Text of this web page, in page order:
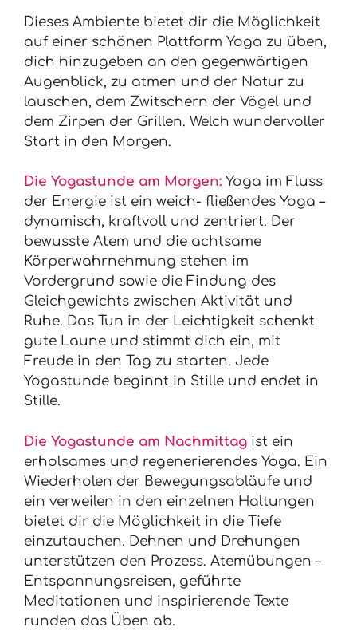
Dieses Ambiente bietet dir die Möglichkeit
auf einer schönen Plattform Yoga zu üben,
dich hinzugeben an den gegenwärtigen
Augenblick, zu atmen und der Natur zu
lauschen, dem Zwitschern der Vögel und
dem Zirpen der Grillen. Welch wundervoller
Start in den Morgen.
Die Yogastunde am Morgen: Yoga im Fluss
der Energie ist ein weich- fließendes Yoga –
dynamisch, kraftvoll und zentriert. Der
bewusste Atem und die achtsame
Körperwahrnehmung stehen im
Vordergrund sowie die Findung des
Gleichgewichts zwischen Aktivität und
Ruhe. Das Tun in der Leichtigkeit schenkt
gute Laune und stimmt dich ein, mit
Freude in den Tag zu starten. Jede
Yogastunde beginnt in Stille und endet in
Stille.
Die Yogastunde am Nachmittag ist ein
erholsames und regenerierendes Yoga. Ein
Wiederholen der Bewegungsabläufe und
ein verweilen in den einzelnen Haltungen
bietet dir die Möglichkeit in die Tiefe
einzutauchen. Dehnen und Drehungen
unterstützen den Prozess. Atemübungen –
Entspannungsreisen, geführte
Meditationen und inspirierende Texte
runden das Üben ab.